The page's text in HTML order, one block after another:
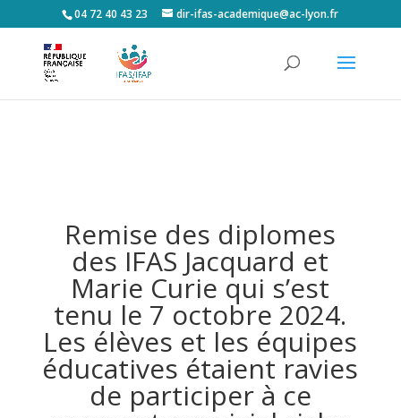
04 72 40 43 23 dir-ifas-academique@ac-lyon.fr
Remise des diplomes
des IFAS Jacquard et
Marie Curie qui s’est
tenu le 7 octobre 2024.
Les élèves et les équipes
éducatives étaient ravies
de participer à ce